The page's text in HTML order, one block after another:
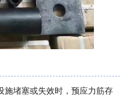
施堵塞或失效时，预应力筋存